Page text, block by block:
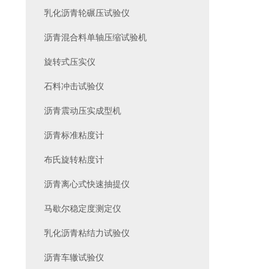
乳化沥青轮碾压试验仪
沥青混合料单轴压缩试验机
旋转式压实仪
石料冲击试验仪
沥青震动压实成型机
沥青标准粘度计
布氏旋转粘度计
沥青离心式快速抽提仪
马歇尔稳定度测定仪
乳化沥青粘结力试验仪
沥青车辙试验仪